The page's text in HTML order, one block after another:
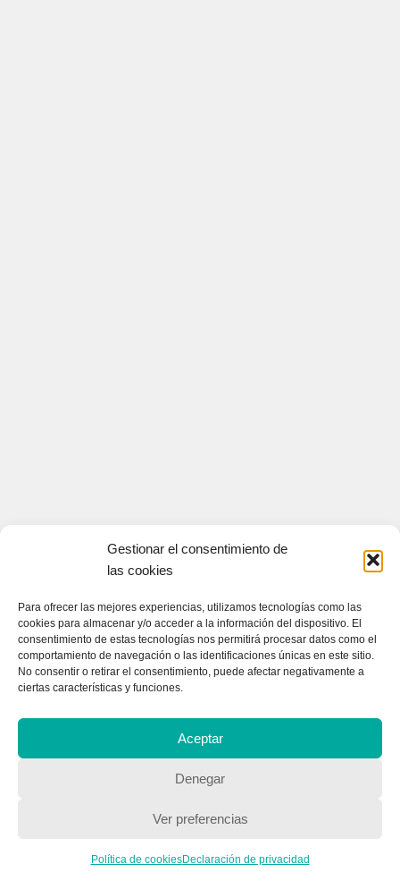
Gestionar el consentimiento de
las cookies
Para ofrecer las mejores experiencias, utilizamos tecnologías como las
cookies para almacenar y/o acceder a la información del dispositivo. El
consentimiento de estas tecnologías nos permitirá procesar datos como el
comportamiento de navegación o las identificaciones únicas en este sitio.
No consentir o retirar el consentimiento, puede afectar negativamente a
ciertas características y funciones.
Aceptar
Denegar
Ver preferencias
Política de cookiesDeclaración de privacidad
CONTACTA CON NOSOTROS
Contacto
POLÍTICA DE PRIVACIDAD